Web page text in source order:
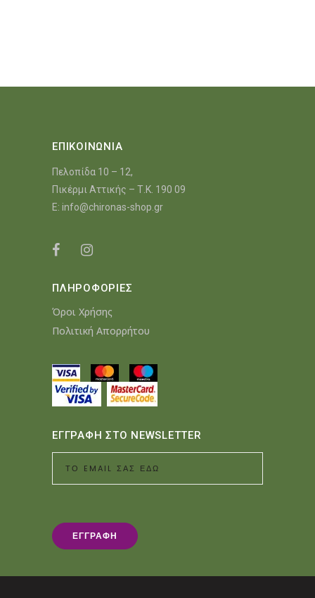
ΕΠΙΚΟΙΝΩΝΙΑ
Πελοπίδα 10 – 12,
Πικέρμι Αττικής – Τ.Κ. 190 09
E: info@chironas-shop.gr
ΠΛΗΡΟΦΟΡΙΕΣ
Όροι Χρήσης
Πολιτική Απορρήτου
ΕΓΓΡΑΦΗ ΣΤΟ NEWSLETTER